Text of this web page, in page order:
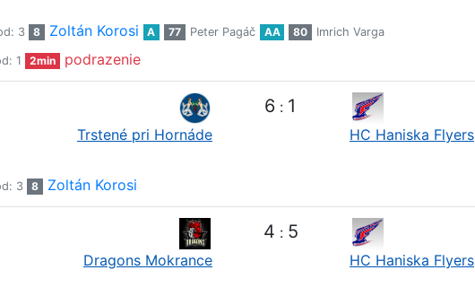
3 8 Zoltán Korosi A 77 Peter Pagáč AA 80 Imrich Varga
1 2min podrazenie
Trstené pri Hornáde
6 : 1
HC Haniska Flyers
3 8 Zoltán Korosi
Dragons Mokrance
4 : 5
HC Haniska Flyers